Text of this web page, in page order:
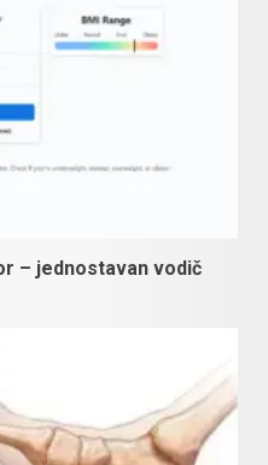
– jednostavan vodič